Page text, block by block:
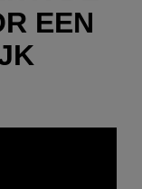
EEN